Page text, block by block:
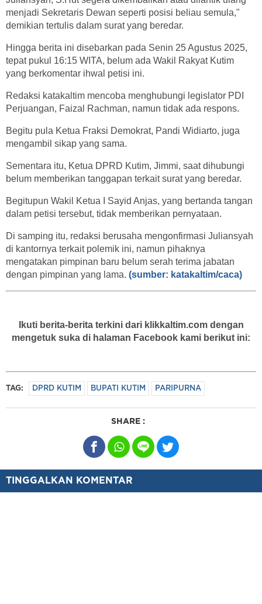
menjadi Sekretaris Dewan seperti posisi beliau semula,"
demikian tertulis dalam surat yang beredar.
Hingga berita ini disebarkan pada Senin 25 Agustus 2025,
tepat pukul 16:15 WITA, belum ada Wakil Rakyat Kutim
yang berkomentar ihwal petisi ini.
Redaksi katakaltim mencoba menghubungi legislator PDI
Perjuangan, Faizal Rachman, namun tidak ada respons.
Begitu pula Ketua Fraksi Demokrat, Pandi Widiarto, juga
mengambil sikap yang sama.
Sementara itu, Ketua DPRD Kutim, Jimmi, saat dihubungi
belum memberikan tanggapan terkait surat yang beredar.
Begitupun Wakil Ketua I Sayid Anjas, yang bertanda tangan
dalam petisi tersebut, tidak memberikan pernyataan.
Di samping itu, redaksi berusaha mengonfirmasi Juliansyah
di kantornya terkait polemik ini, namun pihaknya
mengatakan pimpinan baru belum serah terima jabatan
dengan pimpinan yang lama. (sumber: katakaltim/caca)
Ikuti berita-berita terkini dari klikkaltim.com dengan
mengetuk suka di halaman Facebook kami berikut ini:
TAG: DPRD KUTIM BUPATI KUTIM PARIPURNA
SHARE :
TINGGALKAN KOMENTAR